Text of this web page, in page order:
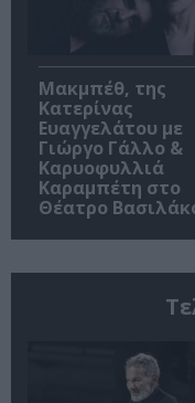
Μακμπέθ, της
Κατερίνας
Ευαγγελάτου με
Γιώργο Γάλλο &
Καρυοφυλλιά
Καραμπέτη στο
Θέατρο